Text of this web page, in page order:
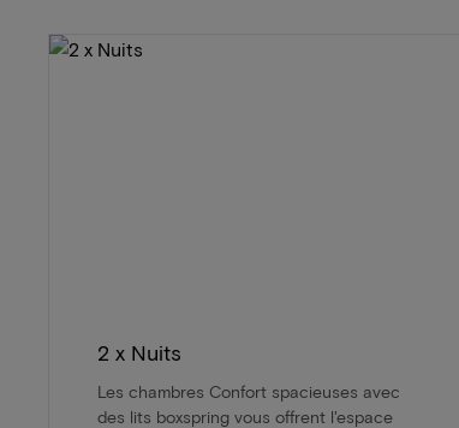
2 x Nuits
Les chambres Confort spacieuses avec
des lits boxspring vous offrent l'espace